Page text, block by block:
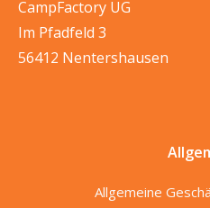
CampFactory UG
Im Pfadfeld 3
56412 Nentershausen
Allgemeine